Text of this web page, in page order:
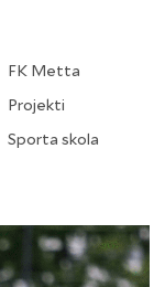
FK Metta
Projekti
Sporta skola